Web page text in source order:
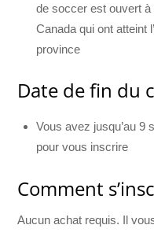
de soccer est ouvert
Canada qui ont atteint
province
Date de fin du
Vous avez jusqu’au 9
pour vous inscrire
Comment
Aucun achat requis. Il